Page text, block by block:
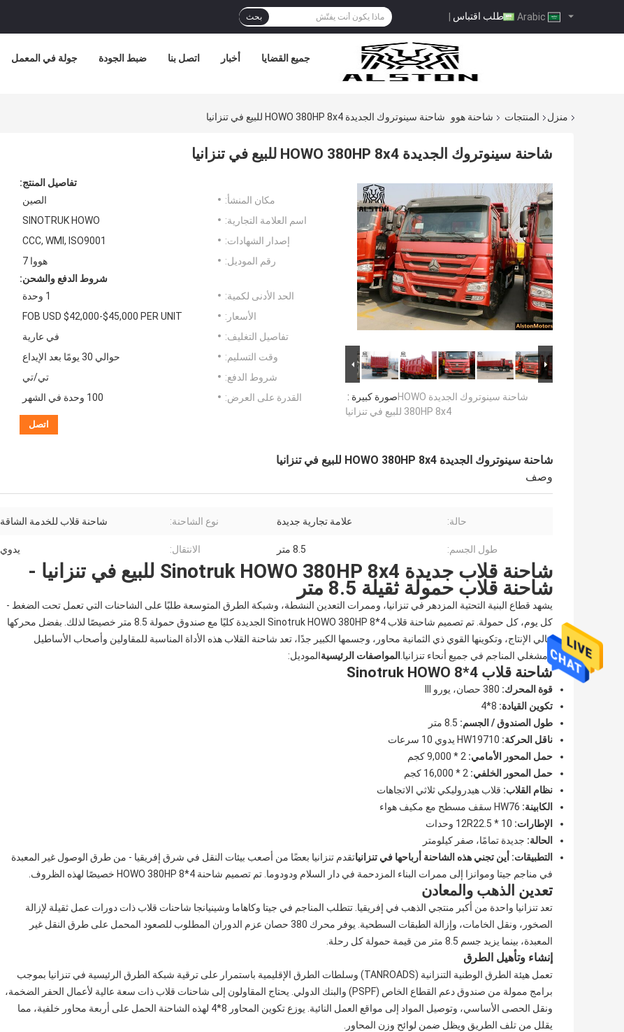
طلب اقتباس | بحث
جولة في المعمل ضبط الجودة اتصل بنا أخبار جميع القضايا
منزل المنتجات شاحنة هوو شاحنة سينوتروك الجديدة HOWO 380HP 8x4 للبيع في تنزانيا
شاحنة سينوتروك الجديدة HOWO 380HP 8x4 للبيع في تنزانيا
صورة كبيرة :شاحنة سينوتروك الجديدة HOWO
380HP 8x4 للبيع في تنزانيا
تفاصيل المنتج:
مكان المنشأ:
الصين
اسم العلامة التجارية:
SINOTRUK HOWO
إصدار الشهادات:
CCC, WMI, ISO9001
رقم الموديل:
هووا 7
شروط الدفع والشحن:
الحد الأدنى لكمية:
1 وحدة
الأسعار:
FOB USD $42,000-$45,000 PER UNIT
تفاصيل التغليف:
في عارية
وقت التسليم:
حوالي 30 يومًا بعد الإيداع
شروط الدفع:
تي/تي
القدرة على العرض:
100 وحدة في الشهر
اتصل
شاحنة سينوتروك الجديدة HOWO 380HP 8x4 للبيع في تنزانيا
وصف
حالة: علامة تجارية جديدة نوع الشاحنة: شاحنة قلاب للخدمة الشاقة
طول الجسم: 8.5 متر الانتقال: يدوي
شاحنة قلاب جديدة Sinotruk HOWO 380HP 8x4 للبيع في تنزانيا -
شاحنة قلاب حمولة ثقيلة 8.5 متر
يشهد قطاع البنية التحتية المزدهر في تنزانيا، وممرات التعدين النشطة، وشبكة الطرق المتوسعة طلبًا على الشاحنات التي تعمل تحت الضغط -
كل يوم، كل حمولة. تم تصميم شاحنة قلاب Sinotruk HOWO 380HP 8*4 الجديدة كليًا مع صندوق حمولة 8.5 متر خصيصًا لذلك. بفضل محركها
عالي الإنتاج، وتكوينها القوي ذي الثمانية محاور، وجسمها الكبير جدًا، تعد شاحنة القلاب هذه الأداة المناسبة للمقاولين وأصحاب الأساطيل
ومشغلي المناجم في جميع أنحاء تنزانيا. المواصفات الرئيسيةالموديل:
شاحنة قلاب Sinotruk HOWO 8*4
قوة المحرك:
تكوين القيادة:
طول الصندوق / الجسم:
ناقل الحركة:
حمل المحور الأمامي:
حمل المحور الخلفي:
نظام القلاب: قلاب هيدروليكي ثلاثي الاتجاهات
الكابينة:
الإطارات:
الحالة: جديدة تمامًا، صفر كيلومتر
التطبيقات: أين تجني هذه الشاحنة أرباحها في تنزانياتقدم تنزانيا بعضًا من أصعب بيئات النقل في شرق إفريقيا - من طرق الوصول غير المعبدة
في مناجم جيتا وموانزا إلى ممرات البناء المزدحمة في دار السلام ودودوما. تم تصميم شاحنة HOWO 380HP 8*4 خصيصًا لهذه الظروف.
تعدين الذهب والمعادن
تعد تنزانيا واحدة من أكبر منتجي الذهب في إفريقيا. تتطلب المناجم في جيتا وكاهاما وشينيانجا شاحنات قلاب ذات دورات عمل ثقيلة لإزالة
الصخور، ونقل الخامات، وإزالة الطبقات السطحية. يوفر محرك 380 حصان عزم الدوران المطلوب للصعود المحمل على طرق النقل غير
المعبدة، بينما يزيد جسم 8.5 متر من قيمة حمولة كل رحلة.
إنشاء وتأهيل الطرق
تعمل هيئة الطرق الوطنية التنزانية (TANROADS) وسلطات الطرق الإقليمية باستمرار على ترقية شبكة الطرق الرئيسية في تنزانيا بموجب
برامج ممولة من صندوق دعم القطاع الخاص (PSPF) والبنك الدولي. يحتاج المقاولون إلى شاحنات قلاب ذات سعة عالية لأعمال الحفر الضخمة،
ونقل الحصى الأساسي، وتوصيل المواد إلى مواقع العمل النائية. يوزع تكوين المحاور 8*4 لهذه الشاحنة الحمل على أربعة محاور خلفية، مما
يقلل من تلف الطريق ويظل ضمن لوائح وزن المحاور.